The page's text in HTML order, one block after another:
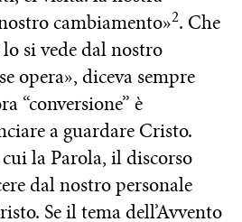
cambiamento»2. Che
si vede dal nostro
opera», diceva sempre
“conversione” è
a guardare Cristo.
la Parola, il discorso
dal nostro personale
Se il tema dell’Avvento